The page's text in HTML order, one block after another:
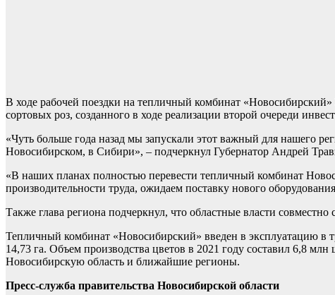
В ходе рабочей поездки на тепличный комбинат
сортовых роз, созданного в ходе реализации второй очереди
«Чуть больше года назад мы запускали этот важный для нашего
Новосибирском, в Сибири», – подчеркнул Губернатор Андрей
«В наших планах полностью перевести тепличный комбинат
производительности труда, ожидаем поставку нового
Также глава региона подчеркнул, что областные власти
Тепличный комбинат «Новосибирский» введен в эксплуатацию в
14,73 га. Объем производства цветов в 2021 году составил 6,8
Новосибирскую область и ближайшие регионы.
Пресс-служба правительства Новосибирской области